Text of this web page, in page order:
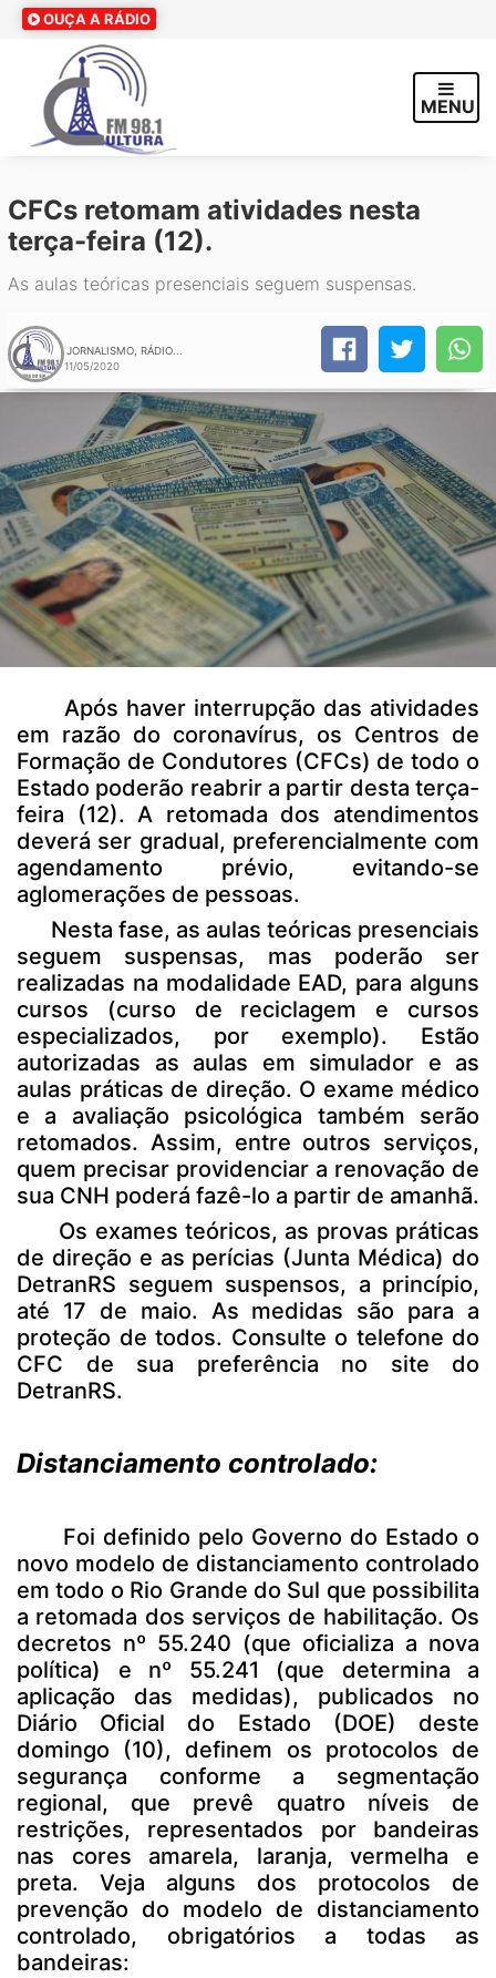
OUÇA A RÁDIO
MENU
CFCs retomam atividades nesta
terça-feira (12).
As aulas teóricas presenciais seguem suspensas.
JORNALISMO, RÁDIO...
11/05/2020
Após haver interrupção das atividades
em razão do coronavírus, os Centros de
Formação de Condutores (CFCs) de todo o
Estado poderão reabrir a partir desta terça-
feira (12). A retomada dos atendimentos
deverá ser gradual, preferencialmente com
agendamento prévio, evitando-se
aglomerações de pessoas.
Nesta fase, as aulas teóricas presenciais
seguem suspensas, mas poderão ser
realizadas na modalidade EAD, para alguns
cursos (curso de reciclagem e cursos
especializados, por exemplo). Estão
autorizadas as aulas em simulador e as
aulas práticas de direção. O exame médico
e a avaliação psicológica também serão
retomados. Assim, entre outros serviços,
quem precisar providenciar a renovação de
sua CNH poderá fazê-lo a partir de amanhã.
Os exames teóricos, as provas práticas
de direção e as perícias (Junta Médica) do
DetranRS seguem suspensos, a princípio,
até 17 de maio. As medidas são para a
proteção de todos. Consulte o telefone do
CFC de sua preferência no site do
DetranRS.
Distanciamento controlado:
Foi definido pelo Governo do Estado o
novo modelo de distanciamento controlado
em todo o Rio Grande do Sul que possibilita
a retomada dos serviços de habilitação. Os
decretos nº 55.240 (que oficializa a nova
política) e nº 55.241 (que determina a
aplicação das medidas), publicados no
Diário Oficial do Estado (DOE) deste
domingo (10), definem os protocolos de
segurança conforme a segmentação
regional, que prevê quatro níveis de
restrições, representados por bandeiras
nas cores amarela, laranja, vermelha e
preta. Veja alguns dos protocolos de
prevenção do modelo de distanciamento
controlado, obrigatórios a todas as
bandeiras: